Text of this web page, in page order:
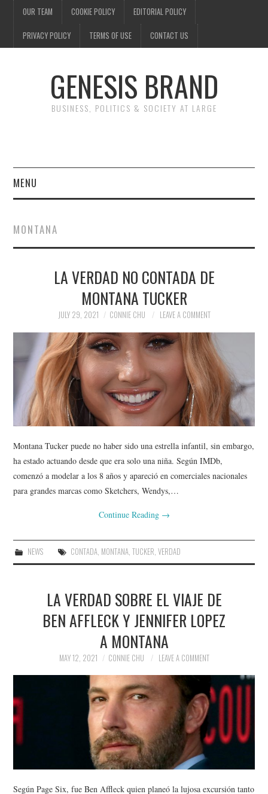
OUR TEAM COOKIE POLICY EDITORIAL POLICY
PRIVACY POLICY TERMS OF USE CONTACT US
GENESIS BRAND
BUSINESS, POLITICS & SOCIETY AT LARGE
MENU
FINANCE
SOCIETY
SPORTS
TECHNOLOGY
MONTANA
LA VERDAD NO CONTADA DE
MONTANA TUCKER
JULY 29, 2021 CONNIE CHU LEAVE A COMMENT
Montana Tucker puede no haber sido una estrella infantil, sin embargo,
ha estado actuando desde que era solo una niña. Según IMDb,
comenzó a modelar a los 8 años y apareció en comerciales nacionales
para grandes marcas como Sketchers, Wendys,…
Continue Reading →
NEWS CONTADA, MONTANA, TUCKER, VERDAD
LA VERDAD SOBRE EL VIAJE DE
BEN AFFLECK Y JENNIFER LOPEZ
A MONTANA
MAY 12, 2021 CONNIE CHU LEAVE A COMMENT
Según Page Six, fue Ben Affleck quien planeó la lujosa excursión tanto